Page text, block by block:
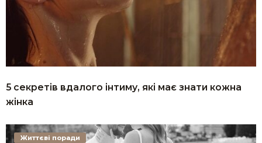
5 секретів вдалого інтиму, які має знати кожна
жінка
Життєві поради